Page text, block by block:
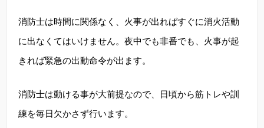
消防士は時間に関係なく、火事が出ればすぐに消火活動
に出なくてはいけません。夜中でも非番でも、火事が起
きれば緊急の出動命令が出ます。
消防士は動ける事が大前提なので、日頃から筋トレや訓
練を毎日欠かさず行います。